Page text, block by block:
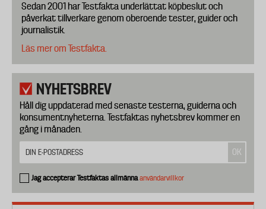
Sedan 2001 har Testfakta underlättat köpbeslut och
påverkat tillverkare genom oberoende tester, guider och
journalistik.
Läs mer om Testfakta.
NYHETSBREV
Håll dig uppdaterad med senaste testerna, guiderna och
konsumentnyheterna. Testfaktas nyhetsbrev kommer en
gång i månaden.
Jag accepterar Testfaktas allmännaanvändarvillkor